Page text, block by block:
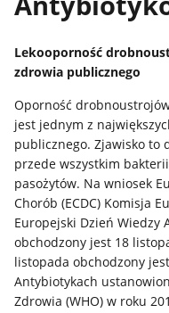
Lekooporność
zdrowia publicznego
Oporność
jest jednym z
publicznego. Zjawisko to
przede wszystkim
pasożytów. Na wniosek
Chorób (ECDC) Komisja
Europejski Dzień Wiedzy
obchodzony jest 18
listopada obchodzony
Antybiotykach
Zdrowia (WHO) w roku